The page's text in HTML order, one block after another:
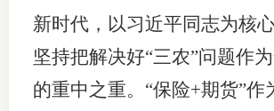
新时代，以习近平同志为核
坚持把解决好“三农”问题作
的重中之重。“保险+期货”作